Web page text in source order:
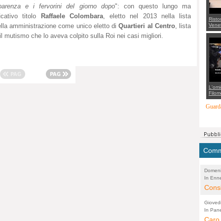
e i fervorini del giorno dopo": con questo lungo ma
titolo
Raffaele Colombara, eletto nel 2013 nella lista
amministrazione come unico eletto diQuartieri al Centro, lista
mutismo che lo aveva colpito sulla Roi nei casi migliori.
con
In
In